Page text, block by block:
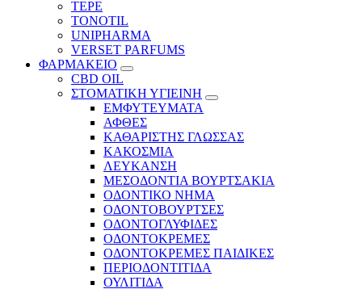
TEPE
TONOTIL
UNIPHARMA
VERSET PARFUMS
ΦΑΡΜΑΚΕΙΟ
CBD OIL
ΣΤΟΜΑΤΙΚΗ ΥΓΙΕΙΝΗ
ΕΜΦΥΤΕΥΜΑΤΑ
ΑΦΘΕΣ
ΚΑΘΑΡΙΣΤΗΣ ΓΛΩΣΣΑΣ
ΚΑΚΟΣΜΙΑ
ΛΕΥΚΑΝΣΗ
ΜΕΣΟΔΟΝΤΙΑ ΒΟΥΡΤΣΑΚΙΑ
ΟΔΟΝΤΙΚΟ ΝΗΜΑ
ΟΔΟΝΤΟΒΟΥΡΤΣΕΣ
ΟΔΟΝΤΟΓΛΥΦΙΔΕΣ
ΟΔΟΝΤΟΚΡΕΜΕΣ
ΟΔΟΝΤΟΚΡΕΜΕΣ ΠΑΙΔΙΚΕΣ
ΠΕΡΙΟΔΟΝΤΙΤΙΔΑ
ΟΥΛΙΤΙΔΑ